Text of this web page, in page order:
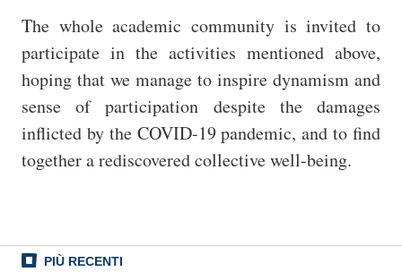
The whole academic community is invited to
participate in the activities mentioned above,
hoping that we manage to inspire dynamism and
sense of participation despite the damages
inflicted by the COVID-19 pandemic, and to find
together a rediscovered collective well-being.
PIÙ RECENTI